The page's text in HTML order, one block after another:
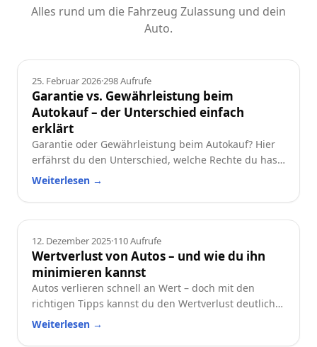
Alles rund um die Fahrzeug Zulassung und dein
Auto.
Ratgeber
25. Februar 2026·298Aufrufe
Garantie vs. Gewährleistung beim
Autokauf – der Unterschied einfach
erklärt
Garantie oder Gewährleistung beim Autokauf? Hier
erfährst du den Unterschied, welche Rechte du hast
und worauf du beim Neu- oder Gebrauchtwagen
Weiterlesen →
Ratgeber
12. Dezember 2025·110Aufrufe
Wertverlust von Autos – und wie du ihn
minimieren kannst
Autos verlieren schnell an Wert – doch mit den
richtigen Tipps kannst du den Wertverlust deutlich
reduzieren. Erfahre, welche Faktoren besonders
Weiterlesen →